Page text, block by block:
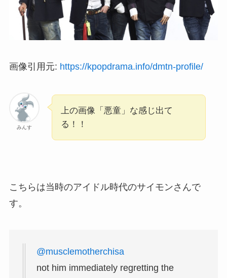
画像引用元: https://kpopdrama.info/dmtn-profile/
みんす
上の画像「悪童」な感じ出て
る！！
こちらは当時のアイドル時代のサイモンさんで
す。
@musclemotherchisa
not him immediately regretting the